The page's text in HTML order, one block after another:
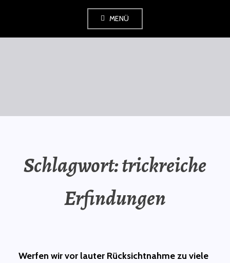
springen
MENÜ
Schlagwort:trickreiche
Erfindungen
Werfen wir vor lauter Rücksichtnahme zu viele